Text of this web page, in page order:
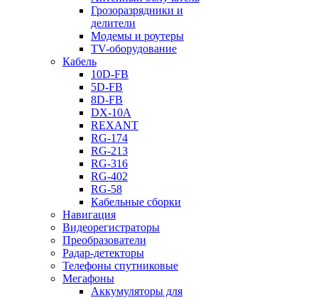
Грозоразрядники и
делители
Модемы и роутеры
TV-оборудование
Кабель
10D-FB
5D-FB
8D-FB
DX-10A
REXANT
RG-174
RG-213
RG-316
RG-402
RG-58
Кабельные сборки
Навигация
Видеорегистраторы
Преобразователи
Радар-детекторы
Телефоны спутниковые
Мегафоны
Аккумуляторы для